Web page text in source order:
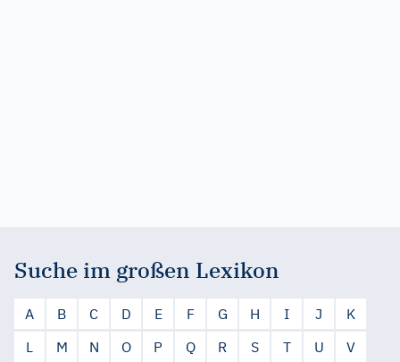
Suche im großen Lexikon
A B C D E F G H I J
K
L
M N O P Q R S T U
V